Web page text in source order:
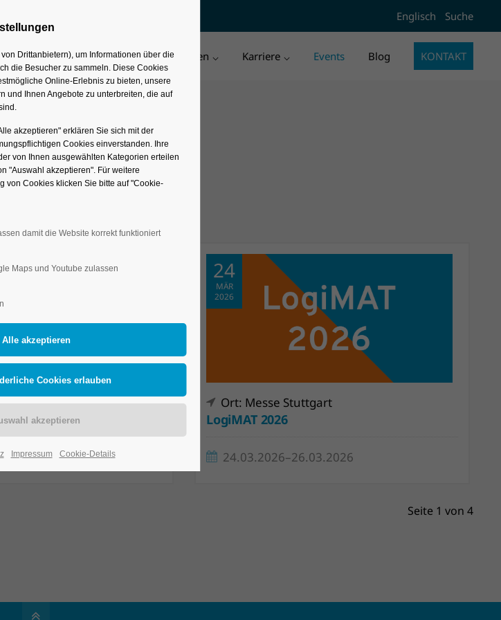
Der Eintrag "offcanvas-col3"
existiert leider nicht.
Der Eintrag "offcanvas-col4"
existiert leider nicht.
Englisch Suche
Branchen Unternehmen Karriere Events Blog KONTAKT
Guesthouse
Gamechanger:
in SAP Cloud ERP
24
MÄR
2026
Ort: Messe Stuttgart
LogiMAT 2026
24.03.2026–26.03.2026
Seite 1 von 4
Drittanbietern), um Informationen über die
die Besucher zu sammeln. Diese Cookies
Online-Erlebnis zu bieten, unsere
und Ihnen Angebote zu unterbreiten, die auf
akzeptieren" erklären Sie sich mit der
Cookies einverstanden. Ihre
von Ihnen ausgewählten Kategorien erteilen
"Auswahl akzeptieren". Für weitere
von Cookies klicken Sie bitte auf "Cookie-
damit die Website korrekt funktioniert
Maps und Youtube zulassen
Impressum Cookie-Details